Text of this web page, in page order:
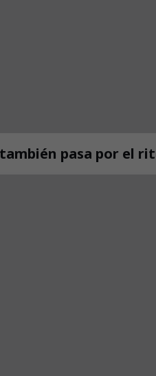
pasa por el